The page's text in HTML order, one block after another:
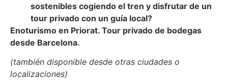
sostenibles cogiendo el tren y disfrutar de un
tour privado con un guía local?
Enoturismo en Priorat. Tour privado de bodegas
desde Barcelona.
(también disponible desde otras ciudades o
localizaciones)